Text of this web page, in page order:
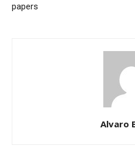
papers
Alvaro